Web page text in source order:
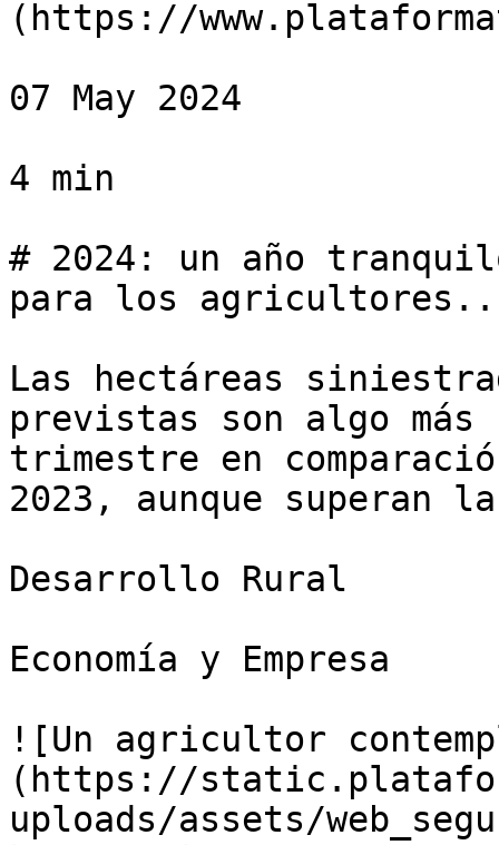
(https://
07 May 2024
4 min
# 2024: un año
para los
Las hectáreas
previstas son algo
trimestre en
2023, aunque superan
Desarrollo Rural
Economía y Empresa
![Un agricultor
(https://
uploads/assets/